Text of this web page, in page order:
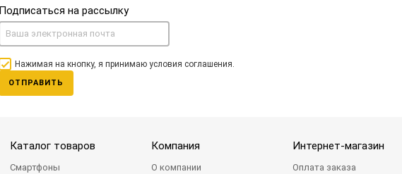
Подписаться на рассылку
Нажимая на кнопку, я принимаю условия соглашения.
ОТПРАВИТЬ
Каталог товаров
Смартфоны
Компания
О компании
Интернет-магазин
Оплата заказа